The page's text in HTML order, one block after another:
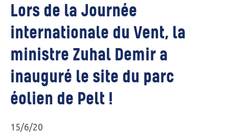
Lors de la Journée
internationale du Vent, la
ministre Zuhal Demir a
inauguré le site du parc
éolien de Pelt !
15/6/20